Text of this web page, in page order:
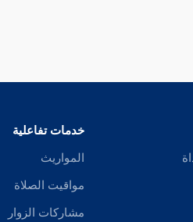
خدمات تفاعلية
المواريث
مواقيت الصلاة
مشاركات الزوار